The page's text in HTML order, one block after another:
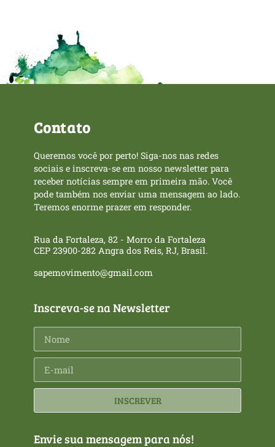
Contato
Queremos você por perto! Siga-nos nas redes
sociais e inscreva-se em nosso newsletter para
receber notícias sempre em primeira mão. Você
pode também nos enviar uma mensagem ao lado.
Teremos enorme prazer em responder.
Rua da Fortaleza, 82 - Morro da Fortaleza
CEP 23900-282 Angra dos Reis, RJ, Brasil.
sapemovimento@gmail.com
Inscreva-se na Newsletter
INSCREVER
Envie sua mensagem para nós!